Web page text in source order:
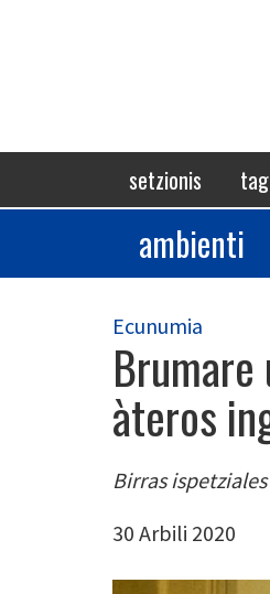
Navigazione
principale
setzionis tag
Sezioni
ambienti
Ecunumia
àteros
Birras
30 Arbili 2020